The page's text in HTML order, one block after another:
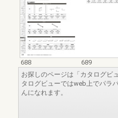
688
689
お探しのページは「カタログビ
タログビューではweb上でパラ
んになれます。